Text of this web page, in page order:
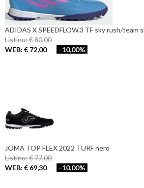
ADIDAS X SPEEDFLOW.3 TF sky rush/team
Listino: € 80,00
WEB: € 72,00
-10,00%
JOMA TOP FLEX 2022 TURF nero
Listino: € 77,00
WEB: € 69,30
-10,00%